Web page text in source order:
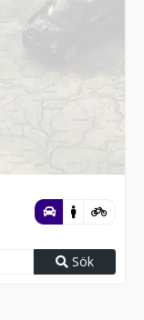
Sök